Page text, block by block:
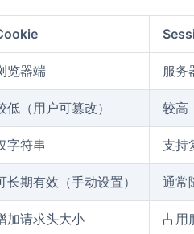
览器端 服务
低（用户可篡改） 较高
字符串 支持
长期有效（手动设置） 通常
加请求头大小 占用